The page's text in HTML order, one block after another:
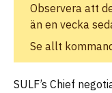
Observera att
än en vecka
Se allt
SULF’s Chief